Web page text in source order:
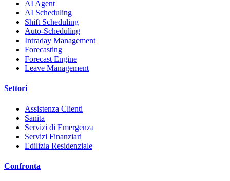
AI Agent
AI Scheduling
Shift Scheduling
Auto-Scheduling
Intraday Management
Forecasting
Forecast Engine
Leave Management
Settori
Assistenza Clienti
Sanita
Servizi di Emergenza
Servizi Finanziari
Edilizia Residenziale
Confronta